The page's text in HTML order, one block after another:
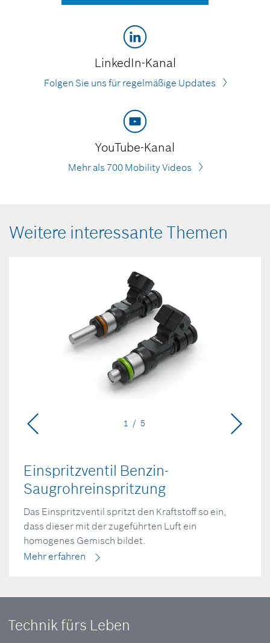
LinkedIn-Kanal
Folgen Sie uns für regelmäßige Updates
YouTube-Kanal
Mehr als 700 Mobility Videos
Weitere interessante Themen
Einspritzventil Benzin-
Saugrohreinspritzung
Das Einspritzventil spritzt den Kraftstoff so ein,
dass dieser mit der zugeführten Luft ein
homogenes Gemisch bildet.
Mehr erfahren
1 / 5
Technik fürs Leben